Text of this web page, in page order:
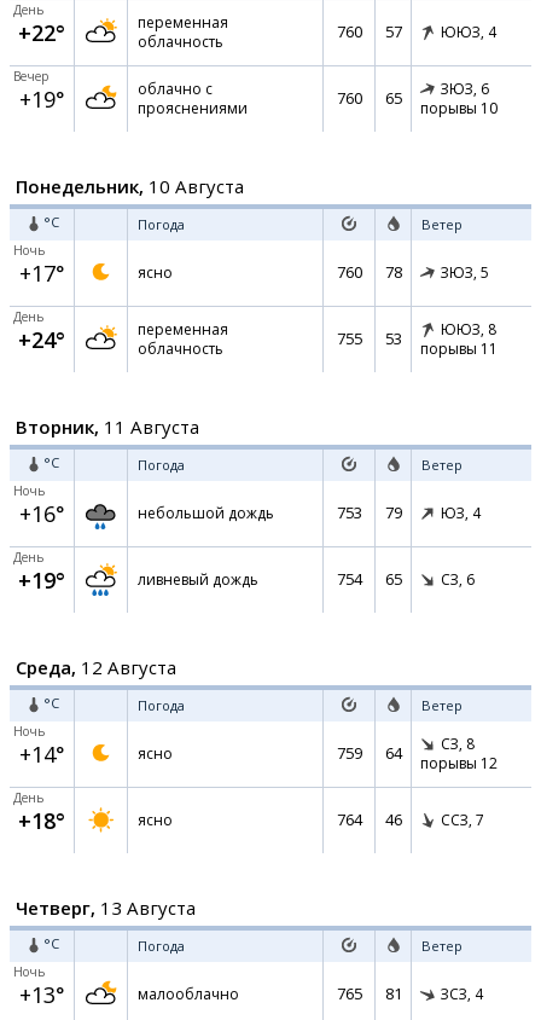
День
+22°
переменная
облачность
760 57 ЮЮЗ, 4
Вечер
+19°
облачно с
прояснениями
760 65 ЗЮЗ, 6
порывы 10
Понедельник, 10 Августа
°C Погода Ветер
Ночь
+17° ясно 760 78 ЗЮЗ, 5
День
+24°
переменная
облачность
755 53 ЮЮЗ, 8
порывы 11
Вторник, 11 Августа
°C Погода Ветер
Ночь
+16° небольшой дождь 753 79 ЮЗ, 4
День
+19° ливневый дождь 754 65 СЗ, 6
Среда, 12 Августа
°C Погода Ветер
Ночь
+14° ясно 759 64 СЗ, 8
порывы 12
День
+18° ясно 764 46 ССЗ, 7
Четверг, 13 Августа
°C Погода Ветер
Ночь
+13° малооблачно 765 81 ЗСЗ, 4